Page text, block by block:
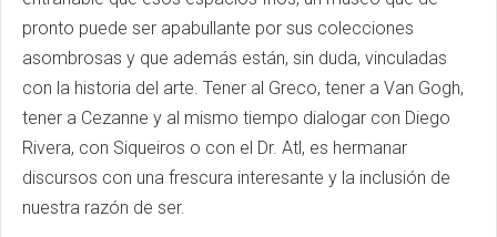
pronto puede ser apabullante por sus colecciones
asombrosas y que además están, sin duda, vinculadas
con la historia del arte. Tener al Greco, tener a Van Gogh,
tener a Cezanne y al mismo tiempo dialogar con Diego
Rivera, con Siqueiros o con el Dr. Atl, es hermanar
discursos con una frescura interesante y la inclusión de
nuestra razón de ser.